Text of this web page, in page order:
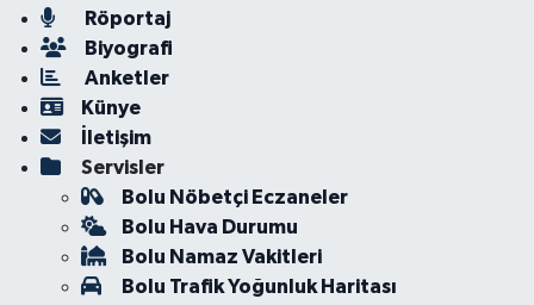
Röportaj
Biyografi
Anketler
Künye
İletişim
Servisler
Bolu Nöbetçi Eczaneler
Bolu Hava Durumu
Bolu Namaz Vakitleri
Bolu Trafik Yoğunluk Haritası